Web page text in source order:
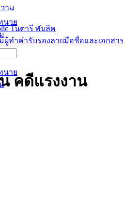
าม
โนตารี พับลิค
ผู้ทำคำรับรองลายมือชื่อและเอกสาร
นาย
นาย
คดีแรงงาน